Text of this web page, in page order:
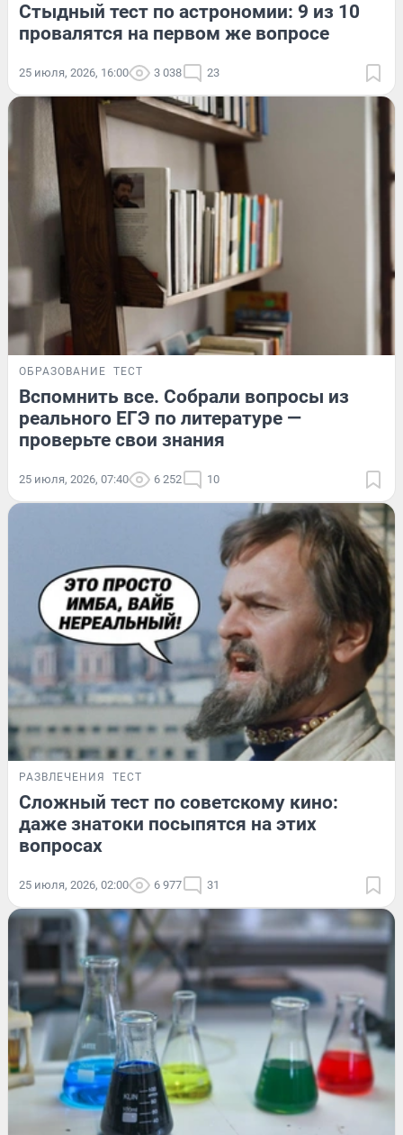
Стыдный тест по астрономии: 9 из 10
провалятся на первом же вопросе
25 июля, 2026, 16:00 3 038 23
ОБРАЗОВАНИЕ ТЕСТ
Вспомнить все. Собрали вопросы из
реального ЕГЭ по литературе —
проверьте свои знания
25 июля, 2026, 07:40 6 252 10
РАЗВЛЕЧЕНИЯ ТЕСТ
Сложный тест по советскому кино:
даже знатоки посыпятся на этих
вопросах
25 июля, 2026, 02:00 6 977 31